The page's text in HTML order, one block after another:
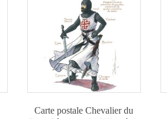
Carte postale Chevalier du